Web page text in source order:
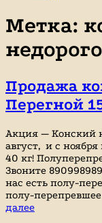
Метка:
недорого
Продажа
Перегной
Акция — Конский
август, и с
40 кг!
Звоните
нас есть полу-
полу-
далееПродажа